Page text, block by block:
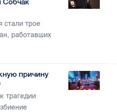
Собчак
стали трое
работавших
причину
трагедии